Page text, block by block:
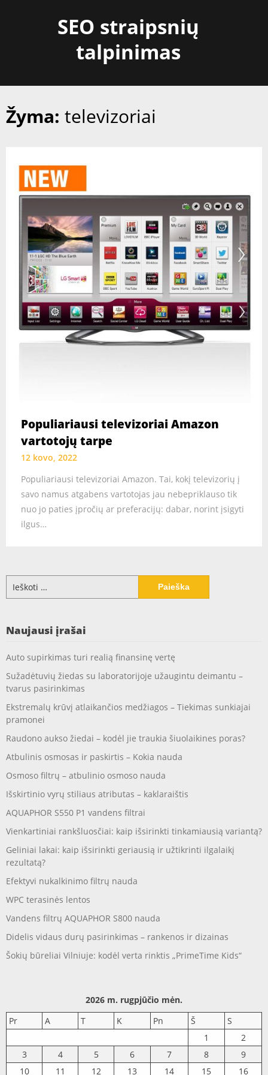
SEO straipsnių
talpinimas
Žyma: televizoriai
Populiariausi televizoriai Amazon
vartotojų tarpe
12 kovo, 2022
Populiariausi televizoriai Amazon. Tai, kokį televizorių į
savo namus atgabens vartotojas jau nebepriklauso tik
nuo jo paties įpročių ar preferacijų: dabar, norint įsigyti
ilgus…
Ieškoti:
Naujausi įrašai
Auto supirkimas turi realią finansinę vertę
Sužadėtuvių žiedas su laboratorijoje užaugintu deimantu –
tvarus pasirinkimas
Ekstremalų krūvį atlaikančios medžiagos – Tiekimas sunkiajai
pramonei
Raudono aukso žiedai – kodėl jie traukia šiuolaikines poras?
Atbulinis osmosas ir paskirtis – Kokia nauda
Osmoso filtrų – atbulinio osmoso nauda
Išskirtinio vyrų stiliaus atributas – kaklaraištis
AQUAPHOR S550 P1 vandens filtrai
Vienkartiniai rankšluosčiai: kaip išsirinkti tinkamiausią variantą?
Geliniai lakai: kaip išsirinkti geriausią ir užtikrinti ilgalaikį
rezultatą?
Efektyvi nukalkinimo filtrų nauda
WPC terasinės lentos
Vandens filtrų AQUAPHOR S800 nauda
Didelis vidaus durų pasirinkimas – rankenos ir dizainas
Šokių būreliai Vilniuje: kodėl verta rinktis „PrimeTime Kids“
2026 m. rugpjūčio mėn.
Pr
A T K Pn Š
S
1
2
3
4 5 6 7 8
9
10
11 12 13 14 15 16